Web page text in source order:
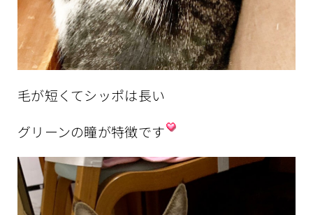
毛が短くてシッポは長い
グリーンの瞳が特徴です